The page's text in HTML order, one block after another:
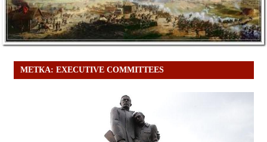
МЕТКА: EXECUTIVE COMMITTEES